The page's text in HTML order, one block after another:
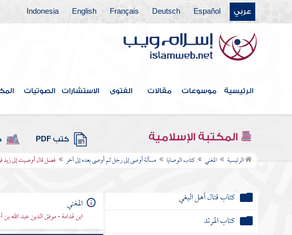
عربي Español
Deutsch
Français
English
Indonesia
الرئيسية موسوعات مقالات الفتوى الاستشارات الصوتيات
المكتبة الإسلامية كتب PDF
الرئيسية المغني كتاب الوصايا مسألة أوصى إلى رجل ثم أوصى بعده إلى آخر فصل قال أوصيت إلى زيد
كتاب الظهار
كتاب اللعان
كتاب العدد
باب الحال التي تجب فيها النفقة على الزوج
كتاب قتال أهل البغي
كتاب المرتد
المغني
ابن قدامة - موفق الدين عبد الله بن